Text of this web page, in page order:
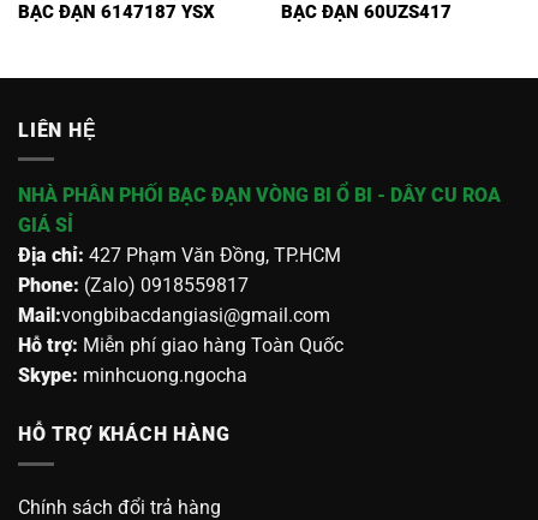
BẠC ĐẠN 6147187 YSX BẠC ĐẠN 60UZS417
LIÊN HỆ
NHÀ PHÂN PHỐI BẠC ĐẠN VÒNG BI Ổ BI - DÂY CU ROA
GIÁ SỈ
Địa chỉ: 427 Phạm Văn Đồng, TP.HCM
Phone: (Zalo) 0918559817
Mail:vongbibacdangiasi@gmail.com
Hỗ trợ: Miễn phí giao hàng Toàn Quốc
Skype: minhcuong.ngocha
HỖ TRỢ KHÁCH HÀNG
Chính sách đổi trả hàng